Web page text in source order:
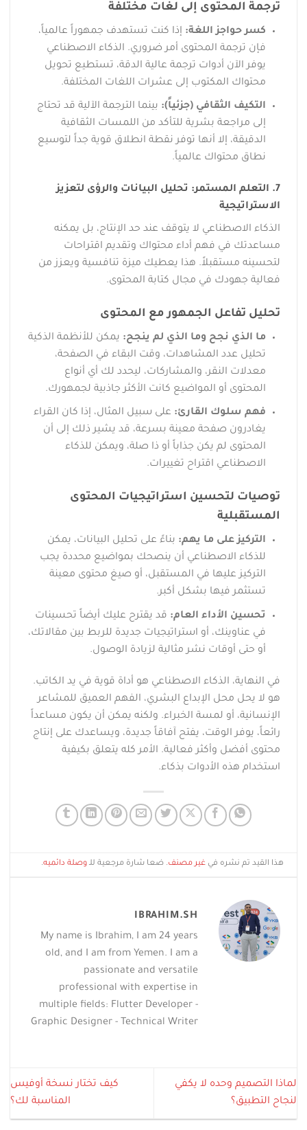
ترجمة المحتوى إلى لغات مختلفة
كسر حواجز اللغة: إذا كنت تستهدف جمهوراً عالمياً،
فإن ترجمة المحتوى أمر ضروري. الذكاء الاصطناعي
يوفر الآن أدوات ترجمة عالية الدقة، تستطيع تحويل
محتواك المكتوب إلى عشرات اللغات المختلفة.
التكيف الثقافي (جزئياً): بينما الترجمة الآلية قد تحتاج
إلى مراجعة بشرية للتأكد من اللمسات الثقافية
الدقيقة، إلا أنها توفر نقطة انطلاق قوية جداً لتوسيع
نطاق محتواك عالمياً.
7. التعلم المستمر: تحليل البيانات والرؤى لتعزيز
الاستراتيجية
الذكاء الاصطناعي لا يتوقف عند حد الإنتاج، بل يمكنه
مساعدتك في فهم أداء محتواك وتقديم اقتراحات
لتحسينه مستقبلاً. هذا يعطيك ميزة تنافسية ويعزز من
فعالية جهودك في مجال كتابة المحتوى.
تحليل تفاعل الجمهور مع المحتوى
ما الذي نجح وما الذي لم ينجح: يمكن للأنظمة الذكية
تحليل عدد المشاهدات، وقت البقاء في الصفحة،
معدلات النقر، والمشاركات، ليحدد لك أي أنواع
المحتوى أو المواضيع كانت الأكثر جاذبية لجمهورك.
فهم سلوك القارئ: على سبيل المثال، إذا كان القراء
يغادرون صفحة معينة بسرعة، قد يشير ذلك إلى أن
المحتوى لم يكن جذاباً أو ذا صلة، ويمكن للذكاء
الاصطناعي اقتراح تغييرات.
توصيات لتحسين استراتيجيات المحتوى
المستقبلية
التركيز على ما يهم: بناءً على تحليل البيانات، يمكن
للذكاء الاصطناعي أن ينصحك بمواضيع محددة يجب
التركيز عليها في المستقبل، أو صيغ محتوى معينة
تستثمر فيها بشكل أكبر.
تحسين الأداء العام: قد يقترح عليك أيضاً تحسينات
في عناوينك، أو استراتيجيات جديدة للربط بين مقالاتك،
أو حتى أوقات نشر مثالية لزيادة الوصول.
في النهاية، الذكاء الاصطناعي هو أداة قوية في يد الكاتب.
هو لا يحل محل الإبداع البشري، الفهم العميق للمشاعر
الإنسانية، أو لمسة الخبراء. ولكنه يمكن أن يكون مساعداً
رائعاً، يوفر الوقت، يفتح آفاقاً جديدة، ويساعدك على إنتاج
محتوى أفضل وأكثر فعالية. الأمر كله يتعلق بكيفية
استخدام هذه الأدوات بذكاء.
هذا القيد تم نشره فيغير مصنف. ضعا شارة مرجعية للـوصلة دائميه.
IBRAHIM.SH
My name is Ibrahim, I am 24 years
old, and I am from Yemen. I am a
passionate and versatile
professional with expertise in
multiple fields: Flutter Developer -
Graphic Designer - Technical Writer
لماذا التصميم وحده لا يكفي
لنجاح التطبيق؟
كيف تختار نسخة أوفيس
المناسبة لك؟